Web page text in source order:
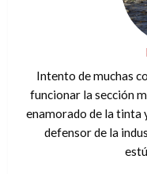
Intento de muchas
funcionar la sección
enamorado de la tinta
defensor de la